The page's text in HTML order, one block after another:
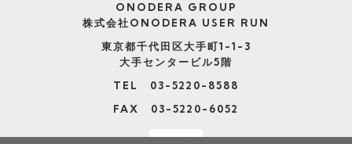
ONODERA GROUP
株式会社ONODERA USER RUN
東京都千代田区大手町1-1-3
大手センタービル5階
TEL 03-5220-8588
FAX 03-5220-6052